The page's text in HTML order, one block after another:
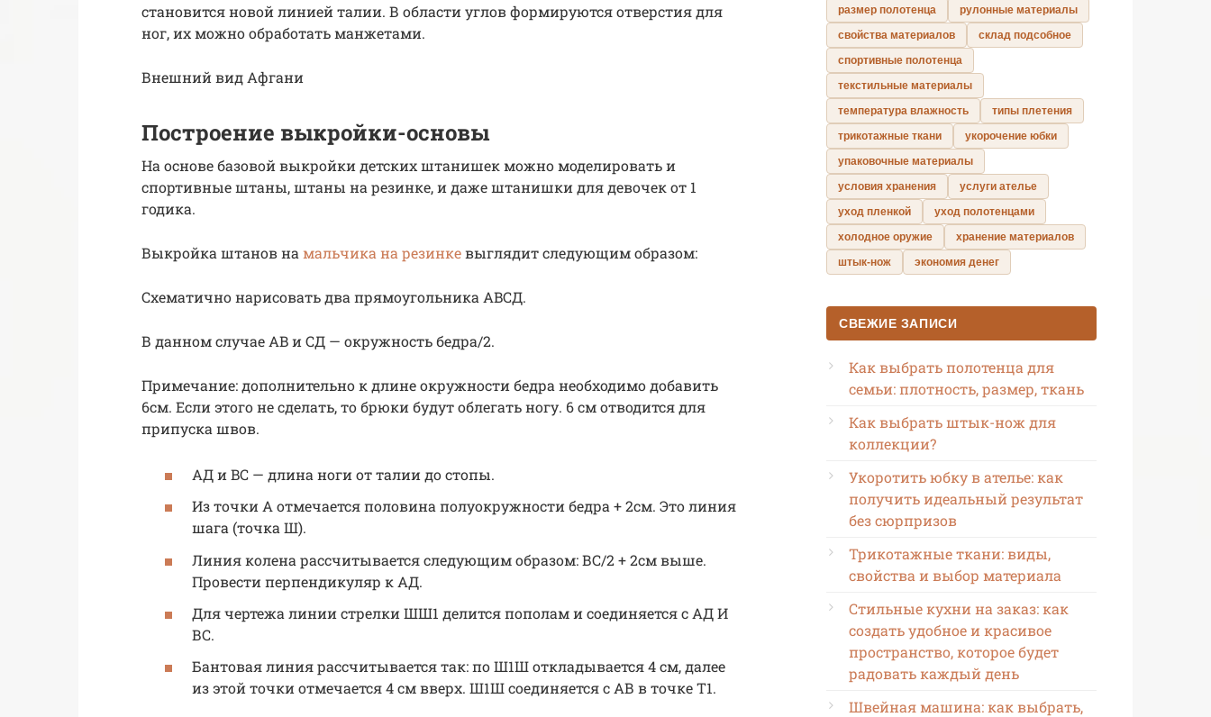
становится новой линией талии. В области углов формируются отверстия для
ног, их можно обработать манжетами.
Внешний вид Афгани
Построение выкройки-основы
На основе базовой выкройки детских штанишек можно моделировать и
спортивные штаны, штаны на резинке, и даже штанишки для девочек от 1
годика.
Выкройка штанов на мальчика на резинкевыглядит следующим образом:
Схематично нарисовать два прямоугольника ABCД.
В данном случае AB и CД — окружность бедра/2.
Примечание: дополнительно к длине окружности бедра необходимо добавить
6см. Если этого не сделать, то брюки будут облегать ногу. 6 см отводится для
припуска швов.
AД и BC — длина ноги от талии до стопы.
Из точки А отмечается половина полуокружности бедра + 2см. Это линия
шага (точка Ш).
Линия колена рассчитывается следующим образом: ВС/2 + 2см выше.
Провести перпендикуляр к АД.
Для чертежа линии стрелки ШШ1 делится пополам и соединяется с АД И
ВС.
Бантовая линия рассчитывается так: по Ш1Ш откладывается 4 см, далее
из этой точки отмечается 4 см вверх. Ш1Ш соединяется с АВ в точке Т1.
размер полотенца
рулонные материалы
свойства материалов
склад подсобное
спортивные полотенца
текстильные материалы
температура влажность
типы плетения
трикотажные ткани
укорочение юбки
упаковочные материалы
условия хранения
услуги ателье
уход пленкой
уход полотенцами
холодное оружие
хранение материалов
штык-нож
экономия денег
СВЕЖИЕ ЗАПИСИ
Как выбрать полотенца для
семьи: плотность, размер, ткань
Как выбрать штык-нож для
коллекции?
Укоротить юбку в ателье: как
получить идеальный результат
без сюрпризов
Трикотажные ткани: виды,
свойства и выбор материала
Стильные кухни на заказ: как
создать удобное и красивое
пространство, которое будет
радовать каждый день
Швейная машина: как выбрать,